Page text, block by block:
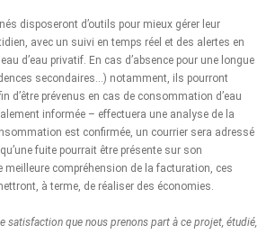
disposeront d’outils pour mieux gérer leur
avec un suivi en temps réel et des alertes en
d’eau privatif. En cas d’absence pour une longue
secondaires…) notamment, ils pourront
d’être prévenus en cas de consommation d’eau
informée – effectuera une analyse de la
est confirmée, un courrier sera adressé
qu’une fuite pourrait être présente sur son
compréhension de la facturation, ces
à terme, de réaliser des économies.
satisfaction que nous prenons part à ce projet, étudié,